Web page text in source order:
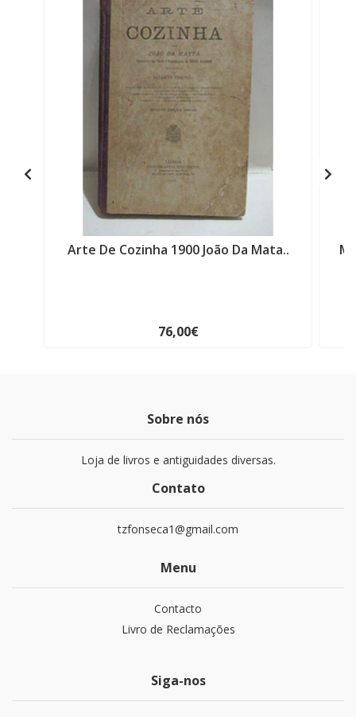
Arte De Cozinha 1900 João Da Mata..
76,00€
Sobre nós
Loja de livros e antiguidades diversas.
Contato
tzfonseca1@gmail.com
Menu
Contacto
Livro de Reclamações
Siga-nos